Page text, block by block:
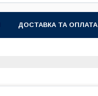
ДОСТАВКА ТА ОПЛАТА